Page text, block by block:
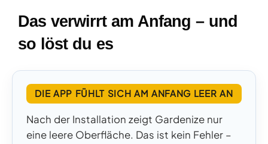
Das verwirrt am Anfang – und
so löst du es
DIE APP FÜHLT SICH AM ANFANG LEER AN
Nach der Installation zeigt Gardenize nur
eine leere Oberfläche. Das ist kein Fehler –